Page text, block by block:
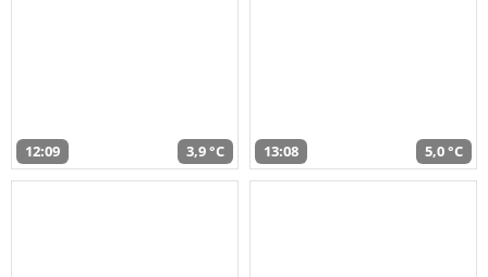
12:09 3,9 °C 13:08 5,0 °C